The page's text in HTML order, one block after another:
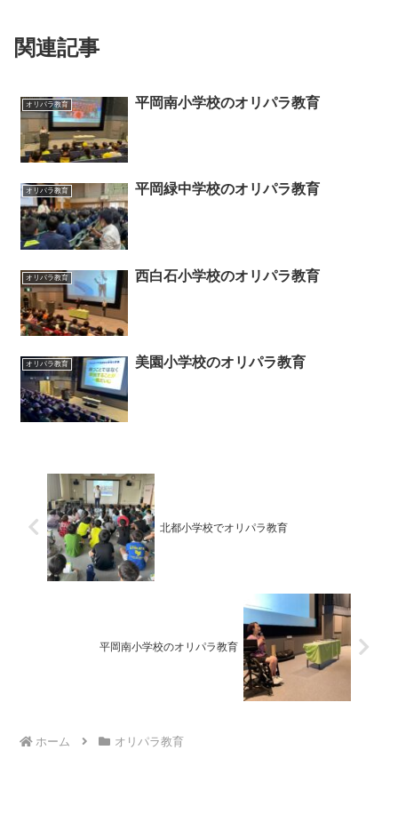
関連記事
オリパラ教育 平岡南小学校のオリパラ教育
オリパラ教育 平岡緑中学校のオリパラ教育
オリパラ教育 西白石小学校のオリパラ教育
オリパラ教育 美園小学校のオリパラ教育
北都小学校でオリパラ教育
平岡南小学校のオリパラ教育
ホーム オリパラ教育